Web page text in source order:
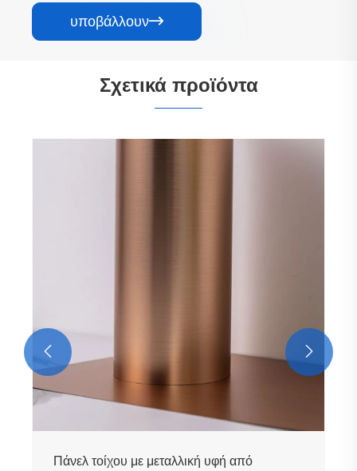
υποβάλλουν
Σχετικά προϊόντα
 